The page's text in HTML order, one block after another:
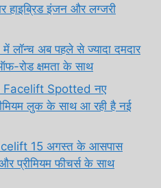
हाइब्रिड इंजन और लग्जरी
अब पहले से ज्यादा दमदार
रोड क्षमता के साथ
Spotted नए
लुक के साथ आ रही है नई
15 अगस्त के आसपास
प्रीमियम फीचर्स के साथ